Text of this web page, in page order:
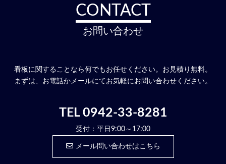
CONTACT
お問い合わせ
看板に関することなら何でもお任せください。お見積り無料。
まずは、お電話かメールにてお気軽にお問い合わせください。
TEL 0942-33-8281
受付：平日9:00～17:00
メール問い合わせはこちら